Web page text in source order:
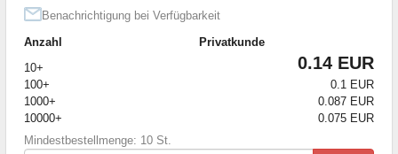
Benachrichtigung bei Verfügbarkeit
Anzahl
Privatkunde
10+
0.14 EUR
100+
0.1 EUR
1000+
0.087 EUR
10000+
0.075 EUR
Mindestbestellmenge: 10 St.